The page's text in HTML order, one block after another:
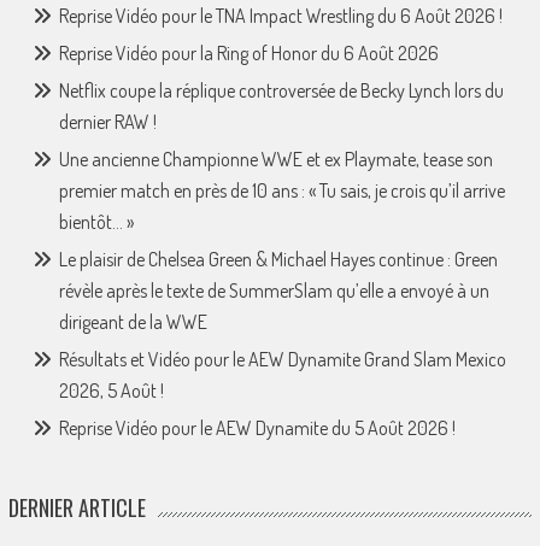
Reprise Vidéo pour le TNA Impact Wrestling du 6 Août 2026 !
Reprise Vidéo pour la Ring of Honor du 6 Août 2026
Netflix coupe la réplique controversée de Becky Lynch lors du
dernier RAW !
Une ancienne Championne WWE et ex Playmate, tease son
premier match en près de 10 ans : « Tu sais, je crois qu’il arrive
bientôt… »
Le plaisir de Chelsea Green & Michael Hayes continue : Green
révèle après le texte de SummerSlam qu’elle a envoyé à un
dirigeant de la WWE
Résultats et Vidéo pour le AEW Dynamite Grand Slam Mexico
2026, 5 Août !
Reprise Vidéo pour le AEW Dynamite du 5 Août 2026 !
DERNIER ARTICLE